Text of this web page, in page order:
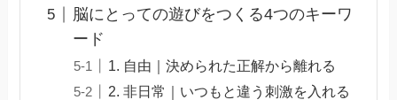
脳にとっての遊びをつくる4つのキーワ
ード
1. 自由｜決められた正解から離れる
2. 非日常｜いつもと違う刺激を入れる